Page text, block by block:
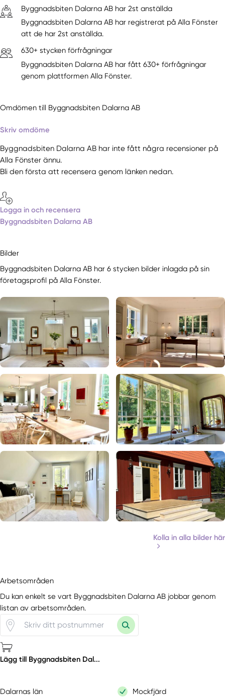
Byggnadsbiten Dalarna AB har 2st anställda
Byggnadsbiten Dalarna AB har registrerat på Alla Fönster
att de har 2st anställda.
630+ stycken förfrågningar
Byggnadsbiten Dalarna AB har fått 630+ förfrågningar
genom plattformen Alla Fönster.
Omdömen till Byggnadsbiten Dalarna AB
Skriv omdöme
Byggnadsbiten Dalarna AB har inte fått några recensioner på
Alla Fönster ännu.
Bli den första att recensera genom länken nedan.
Logga in och recensera
Byggnadsbiten Dalarna AB
Bilder
Byggnadsbiten Dalarna AB har 6 stycken bilder inlagda på sin
företagsprofil på Alla Fönster.
Kolla in alla bilder här
Arbetsområden
Du kan enkelt se vart Byggnadsbiten Dalarna AB jobbar genom
listan av arbetsområden.
Lägg till Byggnadsbiten Dal...
Dalarnas län
Mockfjärd